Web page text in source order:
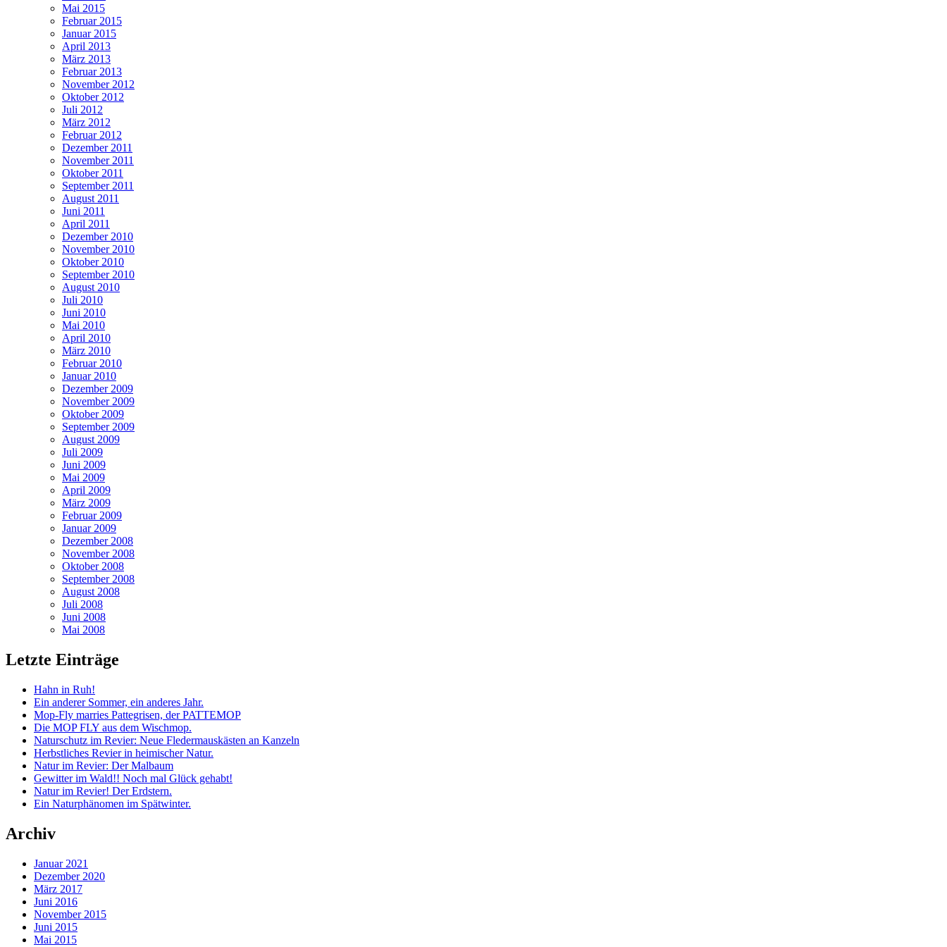
Mai 2015
Februar 2015
Januar 2015
April 2013
März 2013
Februar 2013
November 2012
Oktober 2012
Juli 2012
März 2012
Februar 2012
Dezember 2011
November 2011
Oktober 2011
September 2011
August 2011
Juni 2011
April 2011
Dezember 2010
November 2010
Oktober 2010
September 2010
August 2010
Juli 2010
Juni 2010
Mai 2010
April 2010
März 2010
Februar 2010
Januar 2010
Dezember 2009
November 2009
Oktober 2009
September 2009
August 2009
Juli 2009
Juni 2009
Mai 2009
April 2009
März 2009
Februar 2009
Januar 2009
Dezember 2008
November 2008
Oktober 2008
September 2008
August 2008
Juli 2008
Juni 2008
Mai 2008
Letzte Einträge
Hahn in Ruh!
Ein anderer Sommer, ein anderes Jahr.
Mop-Fly marries Pattegrisen, der PATTEMOP
Die MOP FLY aus dem Wischmop.
Naturschutz im Revier: Neue Fledermauskästen an Kanzeln
Herbstliches Revier in heimischer Natur.
Natur im Revier: Der Malbaum
Gewitter im Wald!! Noch mal Glück gehabt!
Natur im Revier! Der Erdstern.
Ein Naturphänomen im Spätwinter.
Archiv
Januar 2021
Dezember 2020
März 2017
Juni 2016
November 2015
Juni 2015
Mai 2015